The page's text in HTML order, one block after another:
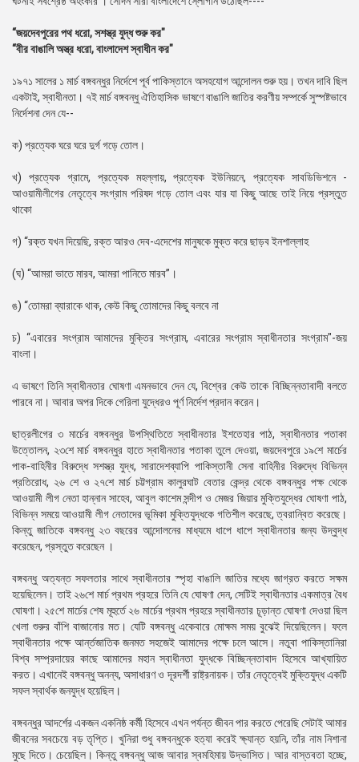
“জয়দেবপুরের পথ ধরো, সশস্ত্র যুদ্ধ শুরু কর"
“বীর বাঙালি অস্ত্র ধরো, বাংলাদেশ স্বাধীন কর"
১৯৭১ সালের ১ মার্চ বঙ্গবন্ধুর নির্দেশে পূর্ব পাকিস্তানে অসহযোগ আন্দোলন শুরু হয়। তখন দাবি ছিল
একটাই, স্বাধীনতা। ৭ই মার্চ বঙ্গবন্ধু ঐতিহাসিক ভাষণে বাঙালি জাতির করণীয় সম্পর্কে সুস্পষ্টভাবে
নির্দেশনা দেন যে--
ক) প্রত্যেক ঘরে ঘরে দুর্গ গড়ে তোল।
খ) প্রত্যেক গ্রামে, প্রত্যেক মহল্লায়, প্রত্যেক ইউনিয়নে, প্রত্যেক সাবডিভিশনে -
আওয়ামীলীগের নেতৃত্বে সংগ্রাম পরিষদ গড়ে তোল এবং যার যা কিছু আছে তাই নিয়ে প্রস্তুত
থাকো
গ) “রক্ত যখন দিয়েছি, রক্ত আরও দেব-এদেশের মানুষকে মুক্ত করে ছাড়ব ইনশাল্লাহ
(ঘ) “আমরা ভাতে মারব, আমরা পানিতে মারব”।
ঙ) “তোমরা ব্যারাকে থাক, কেউ কিছু তোমাদের কিছু বলবে না
চ) “এবারের সংগ্রাম আমাদের মুক্তির সংগ্রাম, এবারের সংগ্রাম স্বাধীনতার সংগ্রাম"-জয়
বাংলা।
এ ভাষণে তিনি স্বাধীনতার ঘোষণা এমনভাবে দেন যে, বিশ্বের কেউ তাকে বিচ্ছিন্নতাবাদী বলতে
পারবে না। আবার অপর দিকে গেরিলা যুদ্ধেরও পূর্ণ নির্দেশ প্রদান করেন।
ছাত্রলীগের ৩ মার্চের বঙ্গবন্ধুর উপস্থিতিতে স্বাধীনতার ইশতেহার পাঠ, স্বাধীনতার পতাকা
উত্তোলন, ২৩শে মার্চ বঙ্গবন্ধুর হাতে স্বাধীনতার পতাকা তুলে দেওয়া, জয়দেবপুরে ১৯শে মার্চের
পাক-বাহিনীর বিরুদ্ধে সশস্ত্র যুদ্ধ, সারাদেশব্যাপি পাকিস্তানী সেনা বাহিনীর বিরুদ্ধে বিভিন্ন
প্রতিরোধ, ২৬ শে ও ২৭শে মার্চ চট্টগ্রাম কালুরঘাট বেতার কেন্দ্র থেকে বঙ্গবন্ধুর পক্ষ থেকে
আওয়ামী লীগ নেতা হান্নান সাহেব, আবুল কাশেম সন্দীপ ও মেজর জিয়ার মুক্তিযুদ্ধের ঘোষণা পাঠ,
বিভিন্ন সময়ে আওয়ামী লীগ নেতাদের ভূমিকা মুক্তিযুদ্ধকে গতিশীল করেছে, ত্বরান্বিত করেছে।
কিন্তু জাতিকে বঙ্গবন্ধু ২৩ বছরের আন্দোলনের মাধ্যমে ধাপে ধাপে স্বাধীনতার জন্য উদ্বুদ্ধ
করেছেন, প্রস্তুত করেছেন ।
বঙ্গবন্ধু অত্যন্ত সফলতার সাথে স্বাধীনতার স্পৃহা বাঙালি জাতির মধ্যে জাগ্রত করতে সক্ষম
হয়েছিলেন। তাই ২৬শে মার্চ প্রথম প্রহরে তিনি যে ঘোষণা দেন, সেটিই স্বাধীনতার একমাত্র বৈধ
ঘোষণা। ২৫শে মার্চের শেষ মূহুর্তে ২৬ মার্চের প্রথম প্রহরে স্বাধীনতার চূড়ান্ত ঘোষণা দেওয়া ছিল
খেলা শুরুর বাঁশি বাজানোর মত। যেটি বঙ্গবন্ধু একেবারে মোক্ষম সময় বুঝেই দিয়েছিলেন। ফলে
স্বাধীনতার পক্ষে আর্ন্তজাতিক জনমত সহজেই আমাদের পক্ষে চলে আসে। নতুবা পাকিস্তানিরা
বিশ্ব সম্প্রদায়ের কাছে আমাদের মহান স্বাধীনতা যুদ্ধকে বিচ্ছিন্নতাবাদ হিসেবে আখ্যায়িত
করত। এখানেই বঙ্গবন্ধু অনন্য, অসাধারণ ও দূরদর্শী রাষ্ট্রনায়ক। তাঁর নেতৃত্বেই মুক্তিযুদ্ধ একটি
সফল স্বার্থক জনযুদ্ধ হয়েছিল।
বঙ্গবন্ধুর আদর্শের একজন একনিষ্ঠ কর্মী হিসেবে এখন পর্যন্ত জীবন পার করতে পেরেছি সেটাই আমার
জীবনের সবচেয়ে বড় তৃপ্তি। খুনিরা শুধু বঙ্গবন্ধুকে হত্যা করেই ক্ষ্যান্ত হয়নি, তাঁর নাম নিশানা
মুছে দিতে। চেয়েছিল। কিন্তু বঙ্গবন্ধু আজ আবার স্বমহিমায় উদ্ভাসিত। আর বাস্তবতা হচ্ছে,